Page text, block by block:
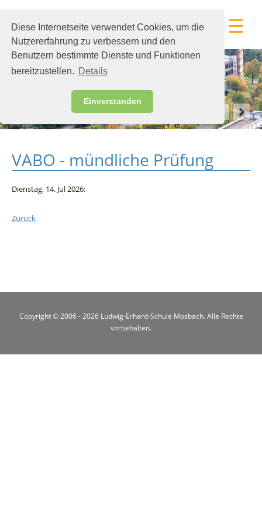
Diese Internetseite verwendet Cookies, um die
Nutzererfahrung zu verbessern und den
Benutzern bestimmte Dienste und Funktionen
bereitzustellen. Details
Einverstanden
☰
VABO - mündliche Prüfung
Dienstag, 14. Jul2026:
Zurück
Copyright © 2006 - 2026 Ludwig-Erhard-Schule Mosbach. Alle Rechte
vorbehalten.